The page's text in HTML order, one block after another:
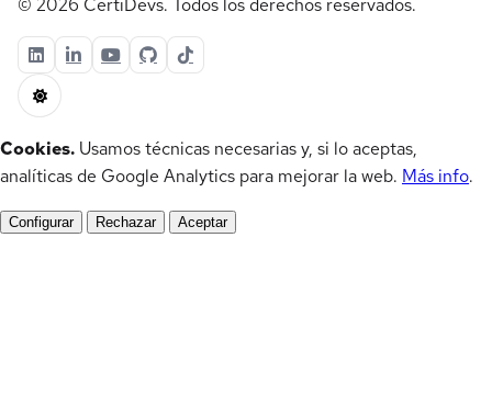
© 2026 CertiDevs. Todos los derechos reservados.
Cookies. Usamos técnicas necesarias y, si lo aceptas,
analíticas de Google Analytics para mejorar la web. Más info.
Configurar Rechazar Aceptar